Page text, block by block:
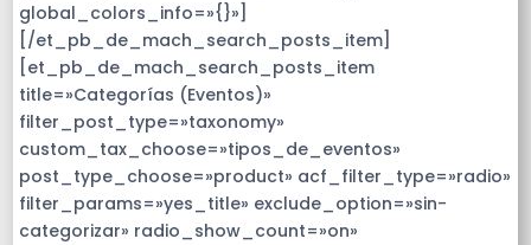
global_colors_info=»{}»]
[/et_pb_de_mach_search_posts_item]
[et_pb_de_mach_search_posts_item
title=»Categorías (Eventos)»
filter_post_type=»taxonomy»
custom_tax_choose=»tipos_de_eventos»
post_type_choose=»product» acf_filter_type=»radio»
filter_params=»yes_title» exclude_option=»sin-
categorizar» radio_show_count=»on»